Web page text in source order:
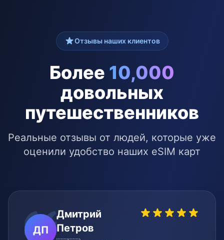
Отзывы наших клиентов
Более 10,000
довольных
путешественников
Реальные отзывы от людей, которые уже
оценили удобство наших eSIM карт
ДП
Дмитрий
Петров